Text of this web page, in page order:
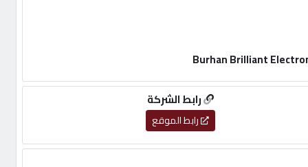
رابط الشركة
رابط الموقع